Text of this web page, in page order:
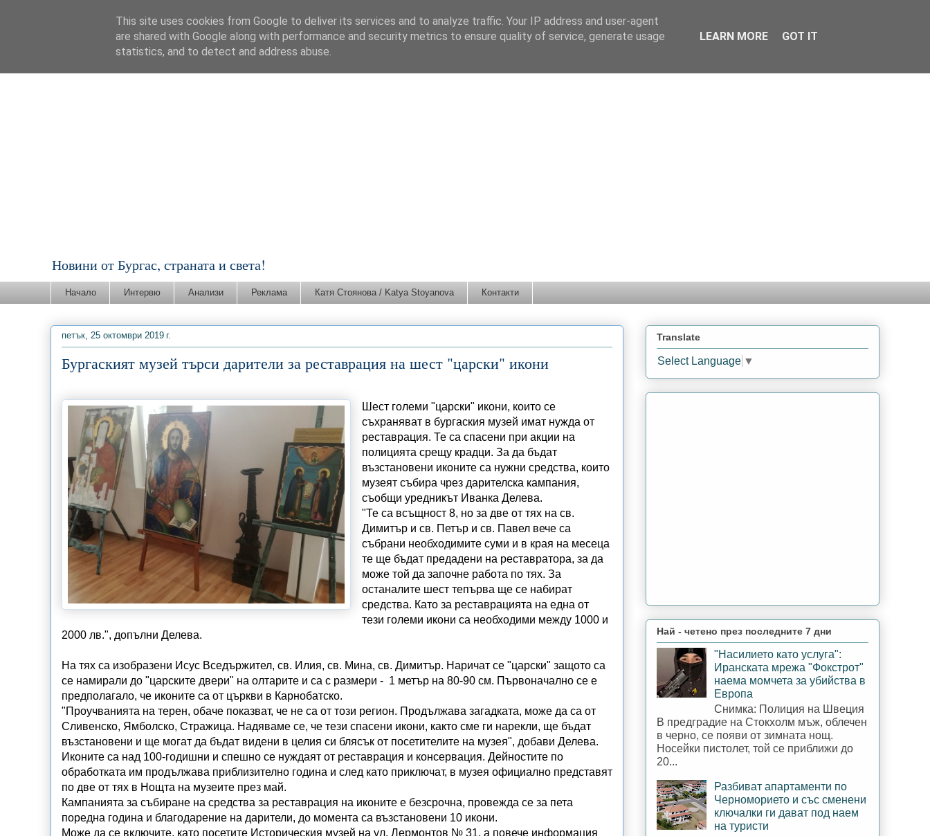
Новини от Бургас, страната и света!
Начало Интервю Анализи Реклама Катя Стоянова / Katya Stoyanova Контакти
петък, 25 октомври 2019 г.
Бургаският музей търси дарители за реставрация на шест "царски" икони
Шест големи "царски" икони, които се
съхраняват в бургаския музей имат нужда от
реставрация. Те са спасени при акции на
полицията срещу крадци. За да бъдат
възстановени иконите са нужни средства, които
музеят събира чрез дарителска кампания,
съобщи уредникът Иванка Делева.
"Те са всъщност 8, но за две от тях на св.
Димитър и св. Петър и св. Павел вече са
събрани необходимите суми и в края на месеца
те ще бъдат предадени на реставратора, за да
може той да започне работа по тях. За
останалите шест тепърва ще се набират
средства. Като за реставрацията на една от
тези големи икони са необходими между 1000 и
2000 лв.", допълни Делева.
На тях са изобразени Исус Вседържител, св. Илия, св. Мина, св. Димитър. Наричат се "царски" защото са
се намирали до "царските двери" на олтарите и са с размери - 1 метър на 80-90 см. Първоначално се е
предполагало, че иконите са от църкви в Карнобатско.
"Проучванията на терен, обаче показват, че не са от този регион. Продължава загадката, може да са от
Сливенско, Ямболско, Стражица. Надяваме се, че тези спасени икони, както сме ги нарекли, ще бъдат
възстановени и ще могат да бъдат видени в целия си блясък от посетителите на музея", добави Делева.
Иконите са над 100-годишни и спешно се нуждаят от реставрация и консервация. Дейностите по
обработката им продължава приблизително година и след като приключат, в музея официално представят
по две от тях в Нощта на музеите през май.
Кампанията за събиране на средства за реставрация на иконите е безсрочна, провежда се за пета
поредна година и благодарение на дарители, до момента са възстановени 10 икони.
Може да се включите, като посетите Историческия музей на ул. Лермонтов № 31, а повече информация
Translate
Select Language ▼
Най - четено през последните 7 дни
"Насилието като услуга":
Иранската мрежа "Фокстрот"
наема момчета за убийства в
Европа
Снимка: Полиция на Швеция
В предградие на Стокхолм мъж, облечен
в черно, се появи от зимната нощ.
Носейки пистолет, той се приближи до
20...
Разбиват апартаменти по
Черноморието и със сменени
ключалки ги дават под наем
на туристи
This site uses cookies from Google to deliver its services and to analyze traffic. Your IP address and user-agent
are shared with Google along with performance and security metrics to ensure quality of service, generate usage
statistics, and to detect and address abuse.
LEARN MORE GOT IT